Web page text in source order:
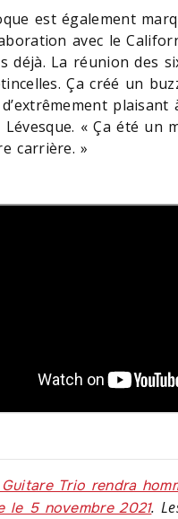
est également
avec le
déjà. La réunion des
Ça créé un
d’extrêmement plaisant
« Ça été un
carrière. »
Trio rendra
le 5 novembre 2021.